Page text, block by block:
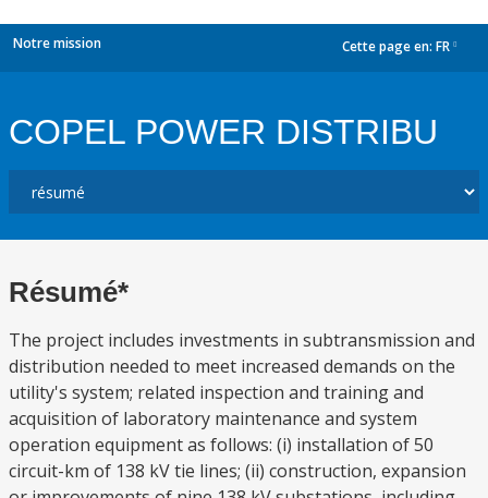
Notre mission Cette page en: FR
COPEL POWER DISTRIBU
Résumé*
The project includes investments in subtransmission and
distribution needed to meet increased demands on the
utility's system; related inspection and training and
acquisition of laboratory maintenance and system
operation equipment as follows: (i) installation of 50
circuit-km of 138 kV tie lines; (ii) construction, expansion